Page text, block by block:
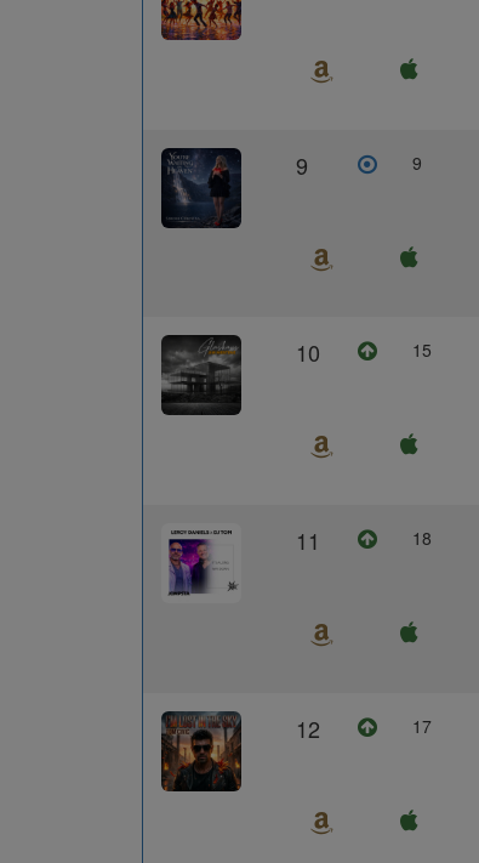
9 9
10 15
11 18
12 17